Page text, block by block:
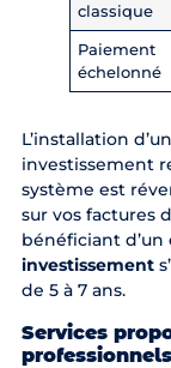
classique
Paiement
échelonné
L’installation
investissement
système est
sur vos factures
bénéficiant
investissement
de 5 à 7 ans.
Services
professionnels